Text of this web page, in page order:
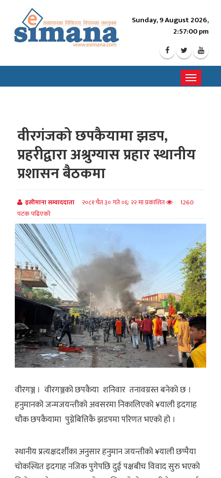
Sunday, 9 August 2026,
2:57:02 pm
Toggle
वीरगंजको छपकैयामा झडप,
प्रहरीद्वारा अश्रुग्यास प्रहार स्थानीय
प्रशासन बैठकमा
इसीमाना सम्वाददाता २०८१ चैत ३० गते ०६: २२ मा प्रकाशित
1260
पटक पढिएको
वीरगञ्ज । वीरगञ्जको छपकैया शनिवार तनावग्रस्त बनेको छ ।
हनुमानको जन्मजयन्तीको अवसरमा निकालिएको ¥याली इदगाह
चौक छपकैयामा पुग्नेबित्तिकै झडपमा परिणत भएको हो ।
स्थानीय प्रत्यक्षदर्शीका अनुसार हनुमान जयन्तीको ¥याली छप्पैया
चोकस्थित इदगाह नजिक पुगेपछि दुई पक्षबीच विवाद सुरु भएको